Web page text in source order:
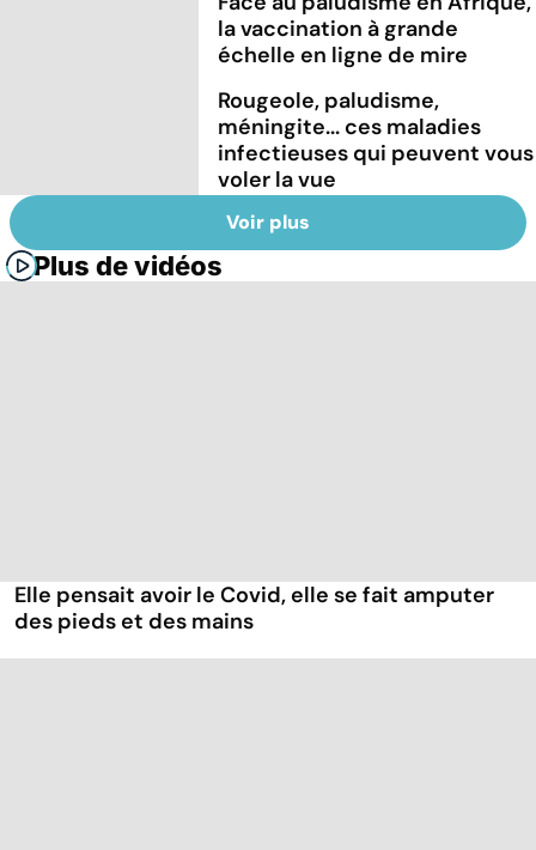
la vaccination à grande
échelle en ligne de mire
Rougeole, paludisme,
méningite... ces maladies
infectieuses qui peuvent vous
voler la vue
Voir plus
Plus de vidéos
Elle pensait avoir le Covid, elle se fait amputer
des pieds et des mains